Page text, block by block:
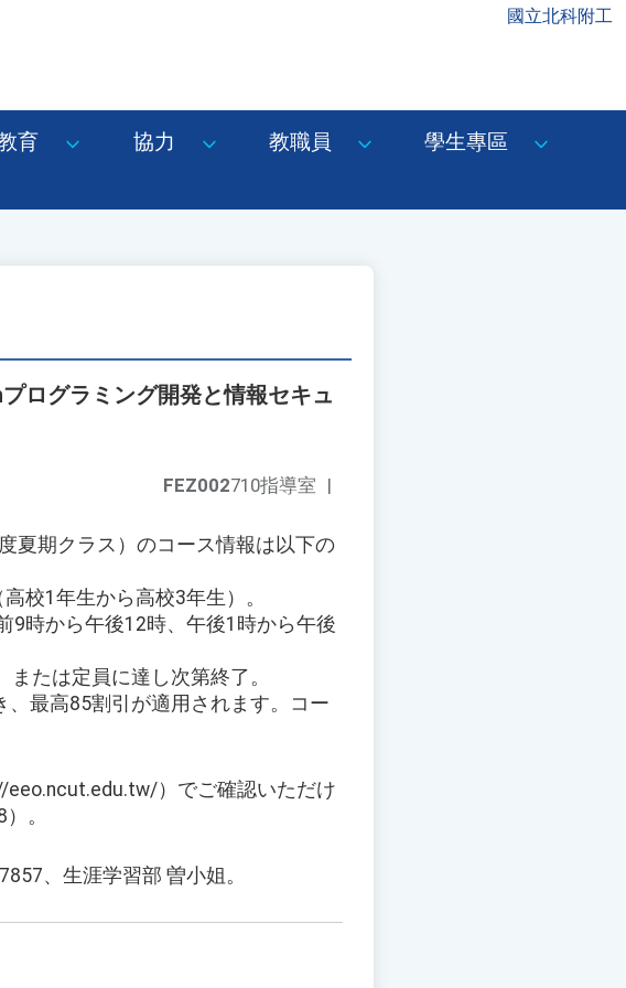
國立北科附工
育 協力 教職員
學生專區
ログラミング開発と情報セキュ
FEZ002710指導室 |
夏期クラス）のコース情報は以下の
校1年生から高校3年生）。
9時から午後12時、午後1時から午後
たは定員に達し次第終了。
、最高85割引が適用されます。コー
）でご確認いただけ
。
、生涯学習部 曽小姐。